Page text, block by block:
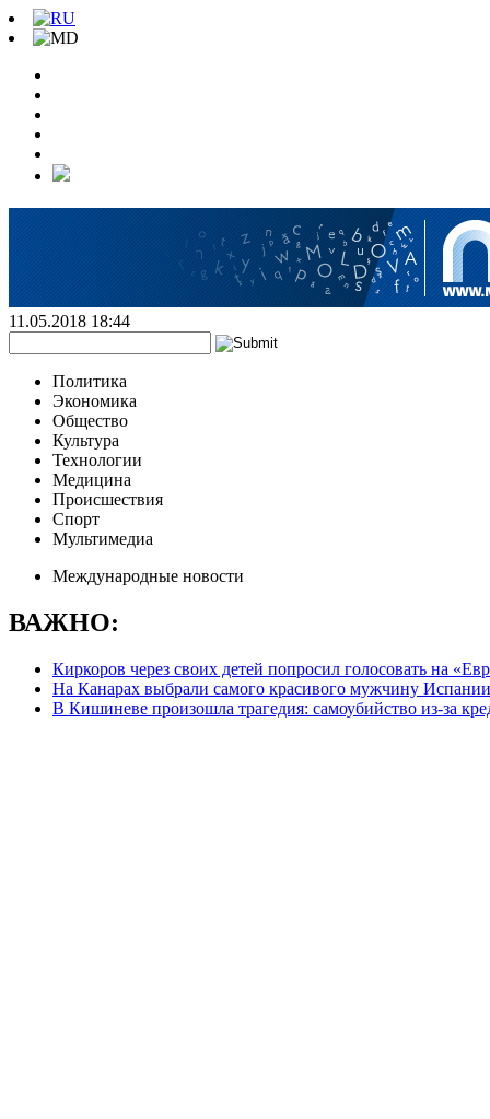
11.05.2018 18:44
Политика
Экономика
Общество
Культура
Технологии
Медицина
Происшествия
Спорт
Мультимедиа
Международные новости
ВАЖНО:
Киркоров через своих детей попросил голосовать на
На Канарах выбрали самого красивого мужчину Испании
В Кишиневе произошла трагедия: самоубийство из-за